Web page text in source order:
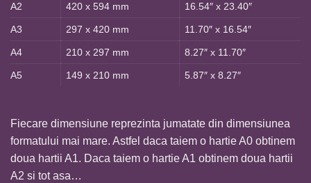
A2 420 x 594 mm 16.54″ x 23.40″
A3 297 x 420 mm 11.70″ x 16.54″
A4 210 x 297 mm 8.27″ x 11.70″
A5 149 x 210 mm 5.87″ x 8.27″
Fiecare dimensiune reprezinta jumatate din dimensiunea
formatului mai mare. Astfel daca taiem o hartie A0 obtinem
doua hartii A1. Daca taiem o hartie A1 obtinem doua hartii
A2 si tot asa…